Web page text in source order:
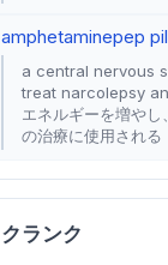
amphetaminepep
a central nervous
treat narcolepsy
エネルギーを増や
の治療に使用される
クランク